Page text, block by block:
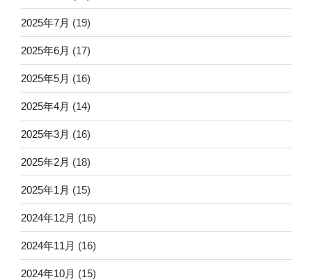
2025年7月 (19)
2025年6月 (17)
2025年5月 (16)
2025年4月 (14)
2025年3月 (16)
2025年2月 (18)
2025年1月 (15)
2024年12月 (16)
2024年11月 (16)
2024年10月 (15)